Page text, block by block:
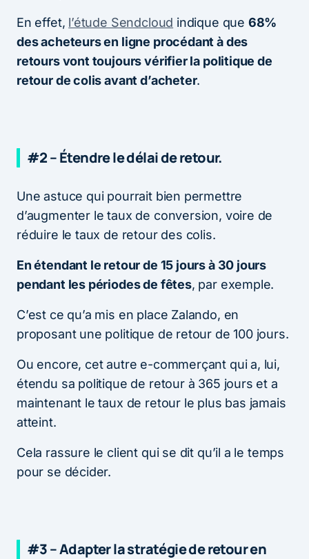
En effet, l’étude Sendcloud indique que 68%
des acheteurs en ligne procédant à des
retours vont toujours vérifier la politique de
retour de colis avant d’acheter.
#2 – Étendre le délai de retour.
Une astuce qui pourrait bien permettre
d’augmenter le taux de conversion, voire de
réduire le taux de retour des colis.
En étendant le retour de 15 jours à 30 jours
pendant les périodes de fêtes, par exemple.
C’est ce qu’a mis en place Zalando, en
proposant une politique de retour de 100 jours.
Ou encore, cet autre e-commerçant qui a, lui,
étendu sa politique de retour à 365 jours et a
maintenant le taux de retour le plus bas jamais
atteint.
Cela rassure le client qui se dit qu’il a le temps
pour se décider.
#3 – Adapter la stratégie de retour en